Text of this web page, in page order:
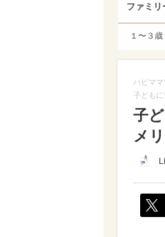
ファミリ
１〜３歳
ハピママ
子どもに
子
メ